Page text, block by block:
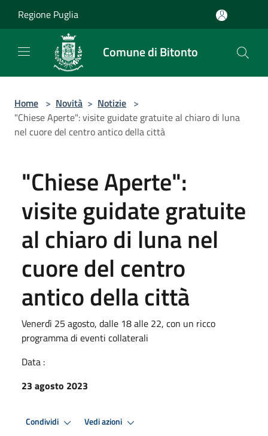
Regione Puglia
Comune di Bitonto
Home > Novità > Notizie >
"Chiese Aperte": visite guidate gratuite al chiaro di luna
nel cuore del centro antico della città
"Chiese Aperte":
visite guidate gratuite
al chiaro di luna nel
cuore del centro
antico della città
Venerdì 25 agosto, dalle 18 alle 22, con un ricco
programma di eventi collaterali
Data :
23 agosto 2023
Condividi Vedi azioni